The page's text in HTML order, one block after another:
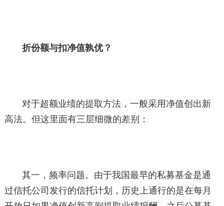
折份额与扣净值孰优？
对于超额业绩的提取方法，一般采用净值创出新
高法。但这里面有三层细微的差别：
其一，频率问题。由于我国最早的私募基金是通
过信托公司发行的信托计划，历史上通行的是在每月